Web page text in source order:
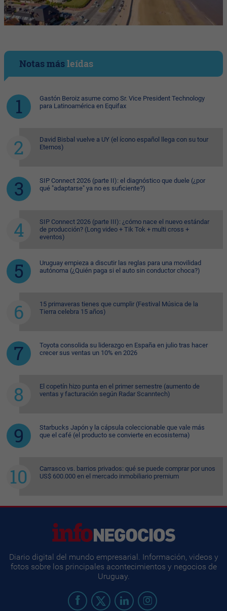
Notas másleídas
Gastón Beroiz asume como Sr. Vice President Technology
para Latinoamérica en Equifax
David Bisbal vuelve a UY (el ícono español llega con su tour
Eternos)
SIP Connect 2026 (parte II): el diagnóstico que duele (¿por
qué "adaptarse" ya no es suficiente?)
SIP Connect 2026 (parte III): ¿cómo nace el nuevo estándar
de producción? (Long video + Tik Tok + multi cross +
eventos)
Uruguay empieza a discutir las reglas para una movilidad
autónoma (¿Quién paga si el auto sin conductor choca?)
15 primaveras tienes que cumplir (Festival Música de la
Tierra celebra 15 años)
Toyota consolida su liderazgo en España en julio tras hacer
crecer sus ventas un 10% en 2026
El copetín hizo punta en el primer semestre (aumento de
ventas y facturación según Radar Scanntech)
Starbucks Japón y la cápsula coleccionable que vale más
que el café (el producto se convierte en ecosistema)
Carrasco vs. barrios privados: qué se puede comprar por unos
US$ 600.000 en el mercado inmobiliario premium
Diario digital del mundo empresarial. Información, videos y
fotos sobre los principales acontecimientos y negocios de
Uruguay.